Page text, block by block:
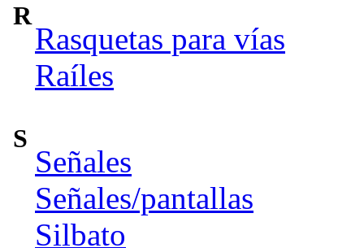
R
Rasquetas para vías
Raíles
S
Señales
Señales/pantallas
Silbato